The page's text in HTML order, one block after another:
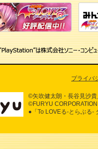
プライバ
©矢吹健太朗・長谷見沙
©FURYU
●「To LOVEる-とらぶる